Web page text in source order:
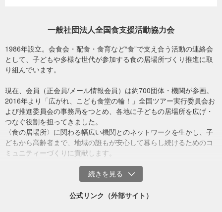
全国10地域程度を予定
◆助成金の使いみち
休校や長期休暇期間中における、こども食堂など子どもの居場所づ
くり支援のための活動資金援助や食材供給、運搬手段（個別の家庭
ットワーク活動費など
※寄付金額に応じて、助成金額を変更する場合があります。
#新型コロナウイルス緊急支援
#新型コロナウイルス子ども支援
#新型コロナウイルス支援_子ども
一般社団法人全国食支援活動協力会
1986年設立。会食会・配食・食育など“食”で支え合う活動の連絡会
として、子どもや多様な世代が参加する食の居場所づくり推進に取
り組んでいます。
現在、会員（正会員/メール情報会員）は約700団体・機関が参画。
2016年より「広がれ、こども食堂の輪！」全国ツアー実行委員会お
よび推進委員会の事務局をつとめ、各地に子どもの居場所を広げ・
つなぐ役割を担ってきました。
〈食の居場所〉に関わる幅広い機関とのネットワークを生かし、子
どもから高齢者まで、地域の誰もが安心して暮らし続けるためのコ
ミュニティーづくりに貢献します。
公式リンク（外部サイト）